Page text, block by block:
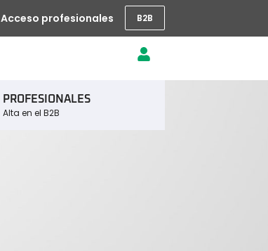
Acceso profesionales B2B
PROFESIONALES
Alta en el B2B